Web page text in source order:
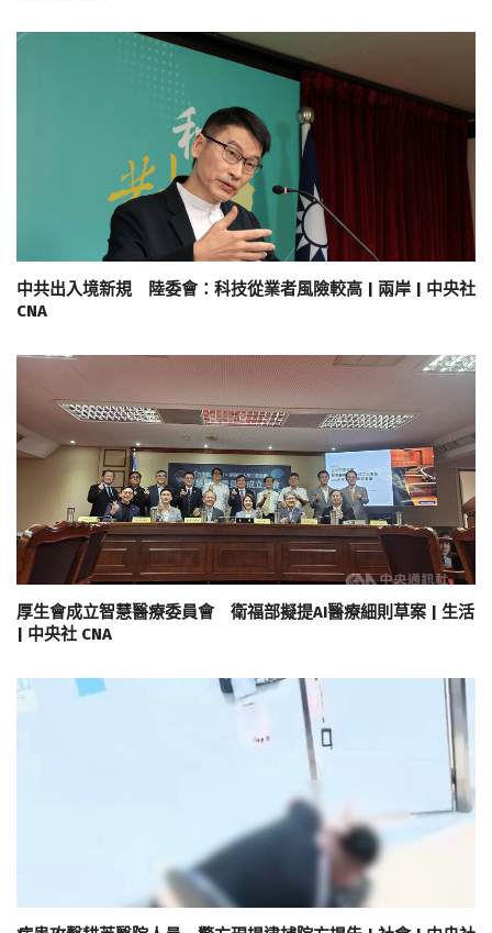
中共出入境新規 陸委會：科技從業者風險較高 | 兩岸 | 中央社
CNA
厚生會成立智慧醫療委員會 衛福部擬提AI醫療細則草案 | 生活
| 中央社 CNA